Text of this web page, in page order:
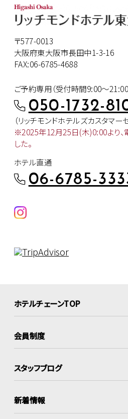
〒577-0013
大阪府東大阪市長田中1-3-16
FAX:06-6785-4688
ご予約専用（受付時間9:00～21:00
050-1732-
（リッチモンドホテルズカスタマー
※2025年12月25日(木)0:00より、
した。
ホテル直通
06-6785-
ホテルチェーンTOP
会員制度
スタッフブログ
新着情報